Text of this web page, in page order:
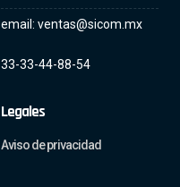
email: ventas@sicom.mx
33-33-44-88-54
Legales
Aviso de privacidad